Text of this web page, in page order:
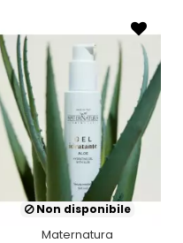
Non disponibile
Maternatura